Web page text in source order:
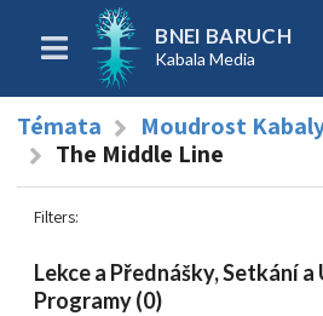
BNEI BARUCH
Kabala Media
Témata Moudrost
The Middle Line
Filters:
Lekce a Přednášky, Setkání
Programy (0)